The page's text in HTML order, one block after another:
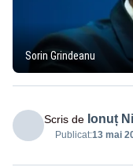
Sorin Grindeanu
Scris de Ionuț
Publicat:13 mai